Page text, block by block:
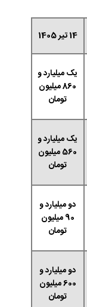
14 تیر 1405
یک میلیارد و
860 میلیون
تومان
یک میلیارد و
560 میلیون
تومان
دو میلیارد و
90 میلیون
تومان
دو میلیارد و
600 میلیون
تومان